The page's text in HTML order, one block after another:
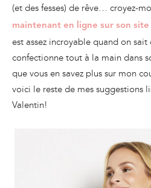
(et des fesses) de rêve… croyez-
maintenant en ligne sur son
est assez incroyable quand on
confectionne tout à la main dans
que vous en savez plus sur mon
voici le reste de mes suggestions
Valentin!